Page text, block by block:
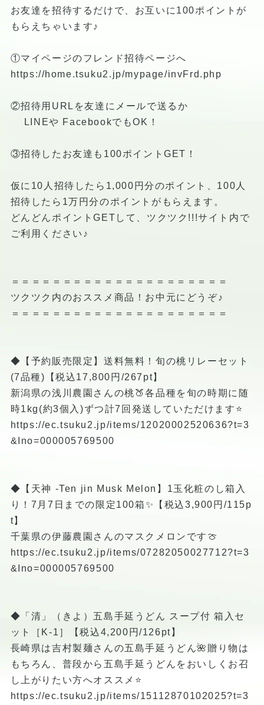
お友達を招待するだけで、お互いに100ポイントが
もらえちゃいます♪
①マイページのフレンド招待ページへ
https://home.tsuku2.jp/mypage/invFrd.php
②招待用URLを友達にメールで送るか
LINEや FacebookでもOK！
③招待したお友達も100ポイントGET！
仮に10人招待したら1,000円分のポイント、100人
招待したら1万円分のポイントがもらえます。
どんどんポイントGETして、ツクツク!!!サイト内で
ご利用ください♪
＝＝＝＝＝＝＝＝＝＝＝＝＝＝＝＝＝＝＝＝＝
ツクツク内のおススメ商品！お中元にどうぞ♪
＝＝＝＝＝＝＝＝＝＝＝＝＝＝＝＝＝＝＝＝＝
◆【予約販売限定】送料無料！旬の桃リレーセット
(7品種)【税込17,800円/267pt】
新潟県の浅川農園さんの桃🍑各品種を旬の時期に随
時1kg(約3個入)ずつ計7回発送していただけます⭐️
https://ec.tsuku2.jp/items/12020002520636?t=3
&Ino=000005769500
◆【天神 -Ten jin Musk Melon】1玉化粧のし箱入
り！7月7日までの限定100箱✨【税込3,900円/115p
t】
千葉県の伊藤農園さんのマスクメロンです🍈
https://ec.tsuku2.jp/items/07282050027712?t=3
&Ino=000005769500
◆「清」（きよ）五島手延うどん スープ付 箱入セ
ット［K-1］【税込4,200円/126pt】
長崎県は吉村製麺さんの五島手延うどん🌺贈り物は
もちろん、普段から五島手延うどんをおいしくお召
し上がりたい方へオススメ⭐️
https://ec.tsuku2.jp/items/15112870102025?t=3